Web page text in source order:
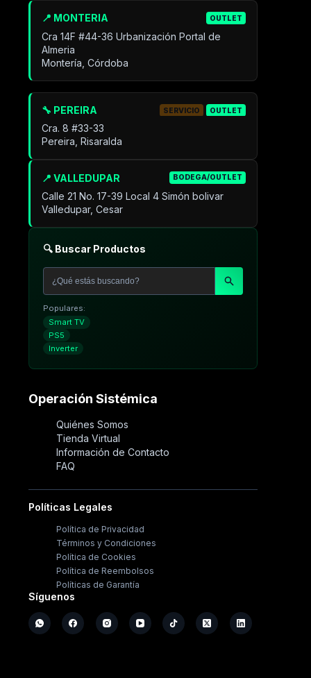
📍 MONTERIA OUTLET
Cra 14F #44-36 Urbanización Portal de
Almeria
Montería, Córdoba
📍 VALLEDUPAR BODEGA/OUTLET
Calle 21 No. 17-39 Local 4 Simón bolivar
Valledupar, Cesar
🔧 PEREIRA SERVICIO OUTLET
Cra. 8 #33-33
Pereira, Risaralda
🔍 Buscar Productos
Populares:
Smart TV
PS5
Inverter
Operación Sistémica
Quiénes Somos
Tienda Virtual
Información de Contacto
FAQ
Políticas Legales
Política de Privacidad
Términos y Condiciones
Política de Cookies
Política de Reembolsos
Políticas de Garantía
Síguenos